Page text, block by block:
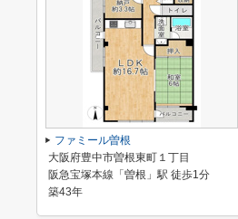
ファミール曽根
大阪府豊中市曽根東町１丁目
阪急宝塚本線「曽根」駅 徒歩1分
築43年